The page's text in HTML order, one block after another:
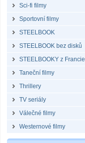
Sci-fi filmy
Sportovní filmy
STEELBOOK
STEELBOOK bez disků
STEELBOOKY z Francie
Taneční filmy
Thrillery
TV seriály
Válečné filmy
Westernové filmy